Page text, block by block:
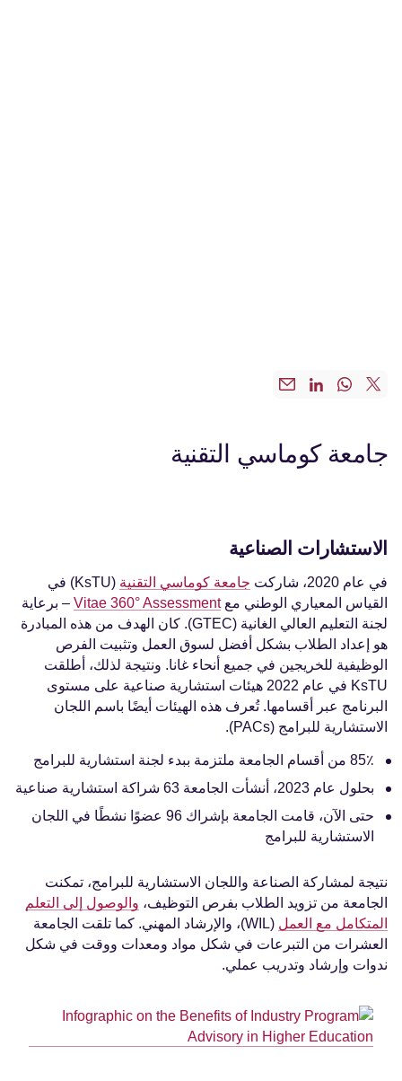
جامعة كوماسي التقنية
الاستشارات الصناعية
في عام 2020، شاركت جامعة كوماسي التقنية
(KsTU) في
القياس المعياري الوطني معVitae 360° Assessment– برعاية
لجنة التعليم العالي الغانية (GTEC). كان الهدف من هذه المبادرة
هو إعداد الطلاب بشكل أفضل لسوق العمل وتثبيت الفرص
الوظيفية للخريجين في جميع أنحاء غانا. ونتيجة لذلك، أطلقت
KsTU في عام 2022 هيئات استشارية صناعية على مستوى
البرنامج عبر أقسامها. تُعرف هذه الهيئات أيضًا باسم اللجان
الاستشارية للبرامج (PACs).
85٪ من أقسام الجامعة ملتزمة ببدء لجنة استشارية للبرامج
بحلول عام 2023، أنشأت الجامعة 63 شراكة استشارية صناعية
حتى الآن، قامت الجامعة بإشراك 96 عضوًا نشطًا في اللجان
الاستشارية للبرامج
نتيجة لمشاركة الصناعة واللجان الاستشارية للبرامج، تمكنت
الجامعة من تزويد الطلاب بفرص التوظيف، والوصول إلى التعلم
المتكامل مع العمل
(WIL)، والإرشاد المهني. كما تلقت الجامعة
العشرات من التبرعات في شكل مواد ومعدات ووقت في شكل
ندوات وإرشاد وتدريب عملي.